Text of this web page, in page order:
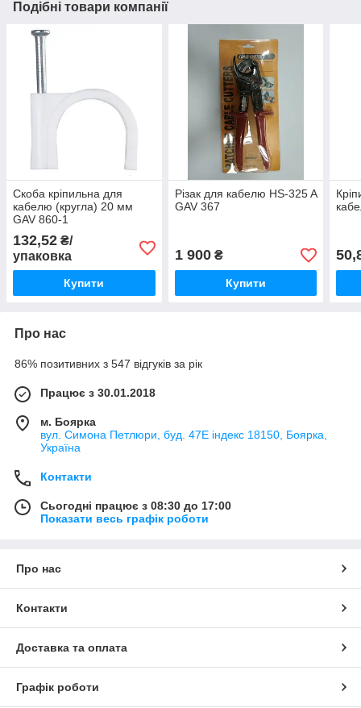
Подібні товари компанії
Скоба кріпильна для
кабелю (кругла) 20 мм
GAV 860-1
132,52 ₴/
упаковка
Купити
Різак для кабелю HS-325 A
GAV 367
1 900₴
Купити
Про нас
86% позитивних з 547 відгуків за рік
Працює з 30.01.2018
м. Боярка
вул. Симона Петлюри, буд. 47Е індекс 18150, Боярка,
Україна
Контакти
Сьогодні працює з 08:30 до 17:00
Показати весь графік роботи
Про нас
Контакти
Доставка та оплата
Графік роботи